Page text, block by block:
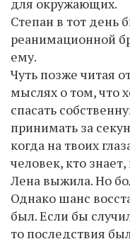
для окружающих.
Степан в тот день
реанимационной
ему.
Чуть позже читая
мыслях о том, что
спасать
принимать за
когда на твоих
человек, кто
Лена выжила. Но
Однако шанс
был. Если бы
то последствия